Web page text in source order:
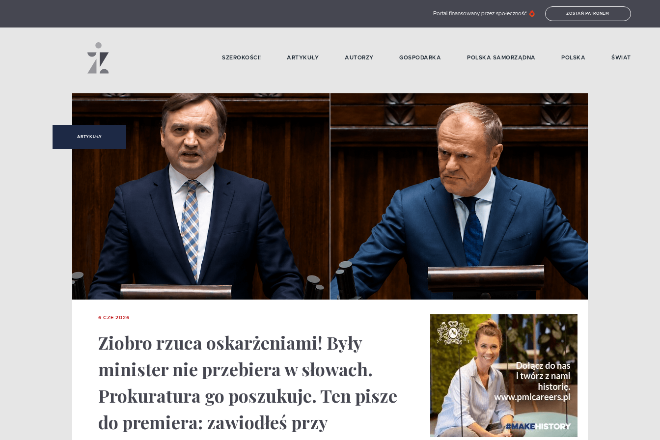
Portal finansowany przez społeczność ZOSTAŃ PATRONEM
SZEROKOŚCI! ARTYKUŁY AUTORZY GOSPODARKA POLSKA SAMORZĄDNA POLSKA ŚWIAT
ARTYKUŁY
6 CZE 2026
Ziobro rzuca oskarżeniami! Były
minister nie przebiera w słowach.
Prokuratura go poszukuje. Ten pisze
do premiera: zawiodłeś przy